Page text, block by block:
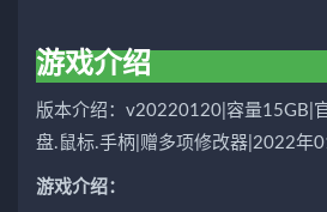
游戏介绍
版本介绍：v20220120|容量15GB|
盘.鼠标.手柄|赠多项修改器|2022年
游戏介绍：